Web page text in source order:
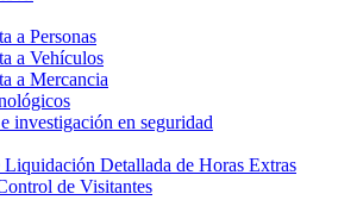
a Personas
a Vehículos
a Mercancia
investigación en seguridad
Liquidación Detallada de Horas Extras
de Visitantes